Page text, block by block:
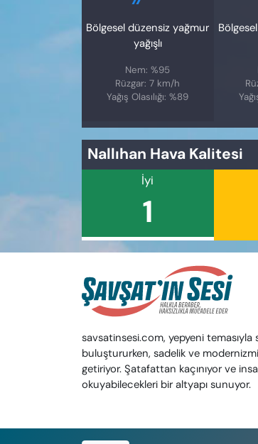
Bölgesel düzensiz yağmur
yağışlı
Nem: %95
Rüzgar: 7 km/h
Yağış Olasılığı: %89
Nallıhan Hava Kalitesi
İyi
1
savsatinsesi.com, yepyeni temasıyla
buluştururken, sadelik ve
getiriyor. Şatafattan kaçınıyor ve
okuyabilecekleri bir altyapı sunuyor.